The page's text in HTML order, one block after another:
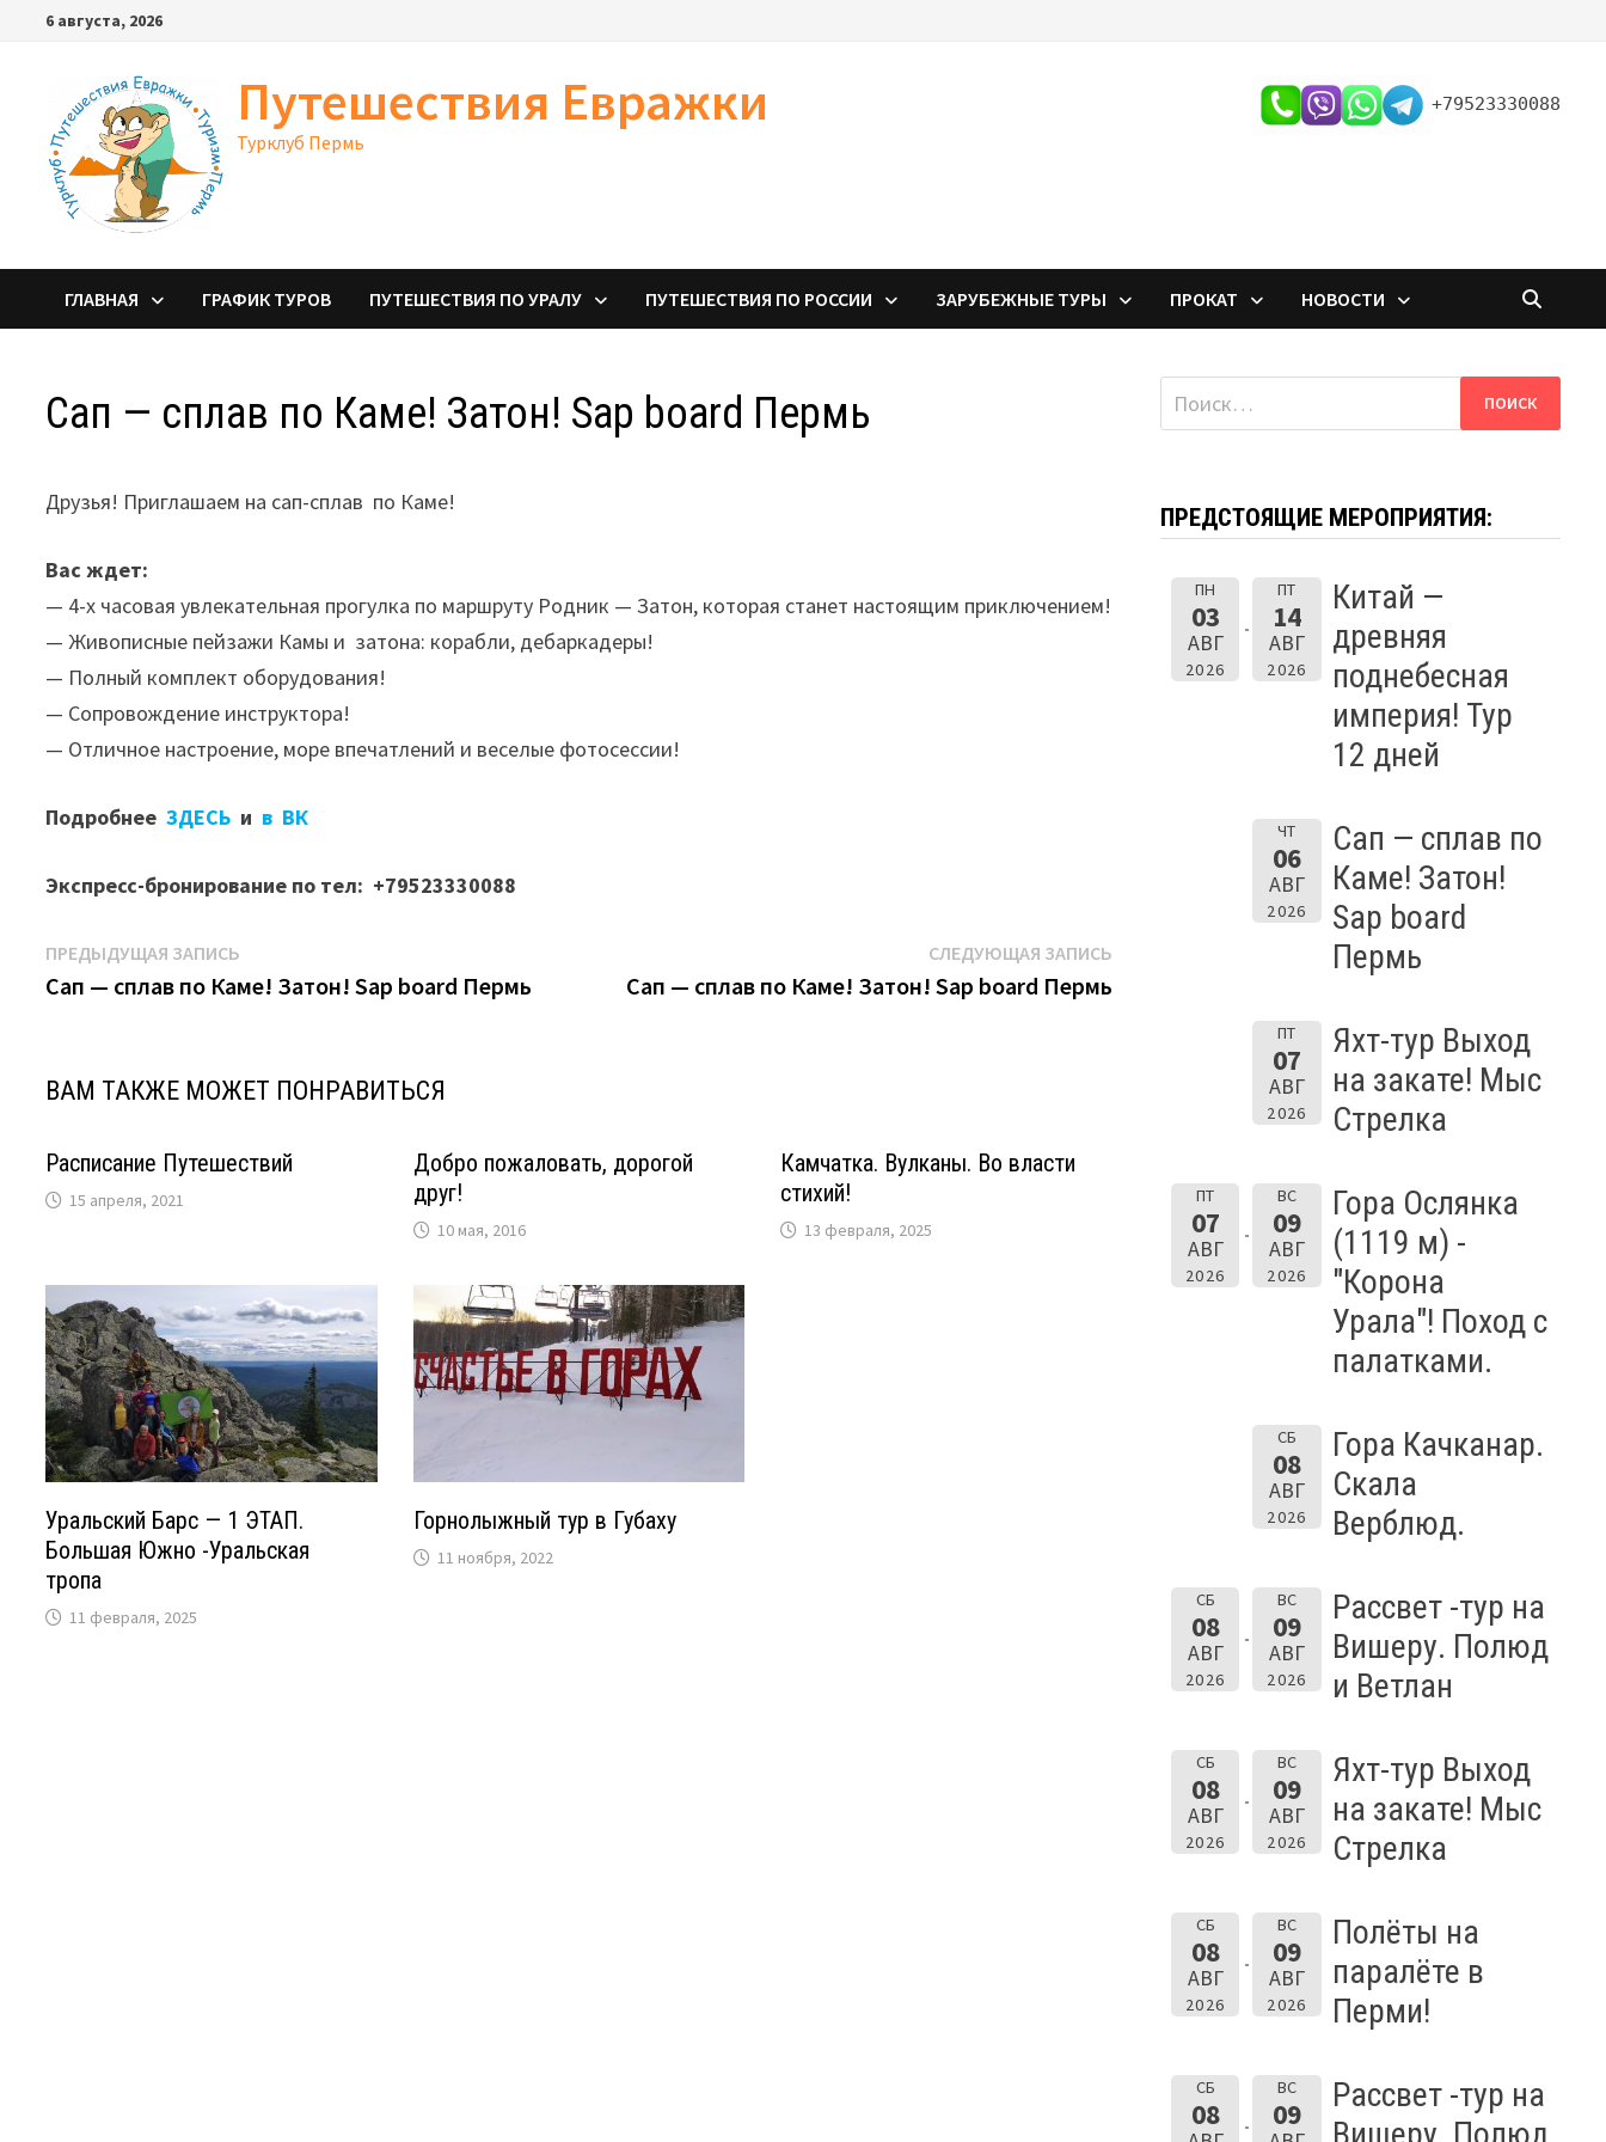
Перейти
содержимому
6 августа, 2026
Путешествия Евражки
Турклуб Пермь
+79523330088
ГЛАВНАЯ ГРАФИК ТУРОВ ПУТЕШЕСТВИЯ ПО УРАЛУ ПУТЕШЕСТВИЯ ПО РОССИИ ЗАРУБЕЖНЫЕ ТУРЫ ПРОКАТ НОВОСТИ
Сап — сплав по Каме! Затон! Sap board Пермь
Друзья! Приглашаем на сап-сплав по Каме!
Вас ждет:
— 4-х часовая увлекательная прогулка по маршруту Родник — Затон, которая станет настоящим приключением!
— Живописные пейзажи Камы и затона: корабли, дебаркадеры!
— Полный комплект оборудования!
— Сопровождение инструктора!
— Отличное настроение, море впечатлений и веселые фотосессии!
ПодробнееЗДЕСЬ и в ВК
Экспресс-бронирование по тел: +79523330088
Навигация
по
ПРЕДЫДУЩАЯ ЗАПИСЬ
запись:
Сап — сплав по Каме! Затон! Sap board Пермь
СЛЕДУЮЩАЯ ЗАПИСЬСледующая
запись:
Сап — сплав по Каме! Затон! Sap board Пермь
ВАМ ТАКЖЕ МОЖЕТ ПОНРАВИТЬСЯ
Расписание Путешествий
15 апреля, 2021
Добро пожаловать, дорогой
друг!
10 мая, 2016
Камчатка. Вулканы. Во власти
стихий!
13 февраля, 2025
Уральский Барс — 1 ЭТАП.
Большая Южно -Уральская
тропа
11 февраля, 2025
Горнолыжный тур в Губаху
11 ноября, 2022
Найти:
ПРЕДСТОЯЩИЕ МЕРОПРИЯТИЯ:
ПН
03
АВГ
2026
ПТ
14
АВГ
2026
Китай —
древняя
поднебесная
империя! Тур
12 дней
ЧТ
06
АВГ
2026
Сап — сплав по
Каме! Затон!
Sap board
Пермь
ПТ
07
АВГ
2026
Яхт-тур Выход
на закате! Мыс
Стрелка
ПТ
07
АВГ
2026
ВС
09
АВГ
2026
Гора Ослянка
(1119 м) -
"Корона
Урала"! Поход с
палатками.
СБ
08
АВГ
2026
Гора Качканар.
Скала
Верблюд.
СБ
08
АВГ
2026
ВС
09
АВГ
2026
Рассвет -тур на
Вишеру. Полюд
и Ветлан
СБ
08
АВГ
2026
ВС
09
АВГ
2026
Яхт-тур Выход
на закате! Мыс
Стрелка
СБ
08
АВГ
2026
ВС
09
АВГ
2026
Полёты на
паралёте в
Перми!
СБ
08
ВС
09
Рассвет -тур на